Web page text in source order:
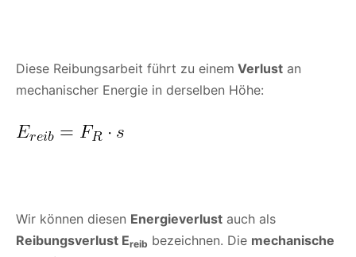
Diese Reibungsarbeit führt zu einem Verlust an
mechanischer Energie in derselben Höhe:
Wir können diesen Energieverlust auch als
Reibungsverlust Ereib bezeichnen. Die mechanische